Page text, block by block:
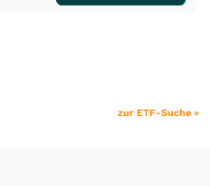
zur ETF-Suche »